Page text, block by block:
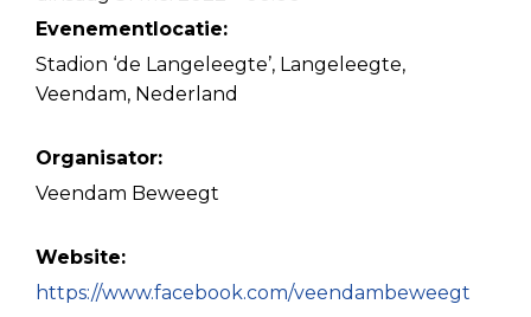
Evenementlocatie:
Stadion ‘de Langeleegte’, Langeleegte,
Veendam, Nederland
Organisator:
Veendam Beweegt
Website:
https://www.facebook.com/veendambeweegt